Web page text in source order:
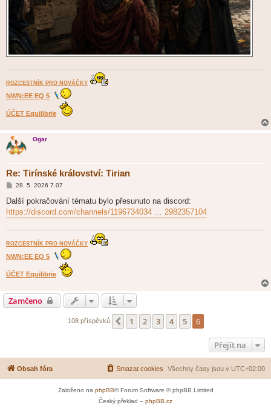
ROZCESTNÍK PRO NOVÁČKY
NWN:EE EQ 5
ÚČET Equilibrie
Ogar
Re: Tirínské království: Tirian
P
í
p
k
28. 5. 2026 7.07
Další pokračování tématu bylo přesunuto na discord:
https://discord.com/channels/1196734034 … 2982357104
ROZCESTNÍK PRO NOVÁČKY
NWN:EE EQ 5
ÚČET Equilibrie
Zamčeno
108 příspěvků Předchozí
1 2 3 4 5 6
Přejít na
Obsah fóra Všechny časy jsou v UTC+02:00
Smazat cookies
Založeno na phpBB® Forum Software © phpBB Limited
Český překlad – phpBB.cz